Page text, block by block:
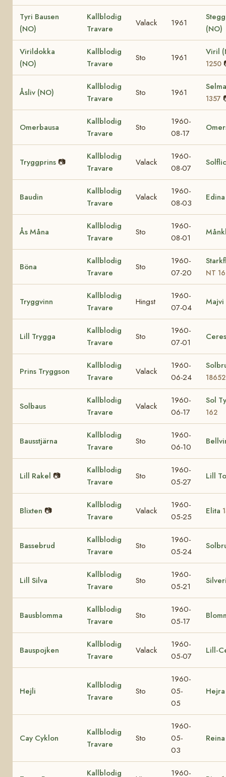
Tyri Bausen
(NO)
Kallblodig
Travare
Valack 1961
(NO)
Virildokka
(NO)
Kallblodig
Travare
Sto 1961
Viril
1250
Åsliv (NO)
Kallblodig
Travare
Sto 1961
1357
Omerbausa
Kallblodig
Travare
Sto
1960-
08-17
Tryggprins 📷
Kallblodig
Travare
Valack
1960-
08-07
Baudin
Kallblodig
Travare
Valack
1960-
08-03
Edina
Ås Måna
Kallblodig
Travare
Sto
1960-
08-01
Böna
Kallblodig
Travare
Sto
1960-
07-20
NT
Tryggvinn
Kallblodig
Travare
Hingst
1960-
07-04
Majvi
Lill Trygga
Kallblodig
Travare
Sto
1960-
07-01
Prins Tryggson
Kallblodig
Travare
Valack
1960-
06-24
18652
Solbaus
Kallblodig
Travare
Valack
1960-
06-17
Sol
162
Bausstjärna
Kallblodig
Travare
Sto
1960-
06-10
Lill Rakel 📷
Kallblodig
Travare
Sto
1960-
05-27
Lill
Blixten 📷
Kallblodig
Travare
Valack
1960-
05-25
Elita
Bassebrud
Kallblodig
Travare
Sto
1960-
05-24
Lill Silva
Kallblodig
Travare
Sto
1960-
05-21
Bausblomma
Kallblodig
Travare
Sto
1960-
05-17
Bauspojken
Kallblodig
Travare
Valack
1960-
05-07
Lill-
Hejli
Kallblodig
Travare
Sto
1960-
05-
05
Cay Cyklon
Kallblodig
Travare
Sto
1960-
05-
03
Reina
Kallblodig 1960-